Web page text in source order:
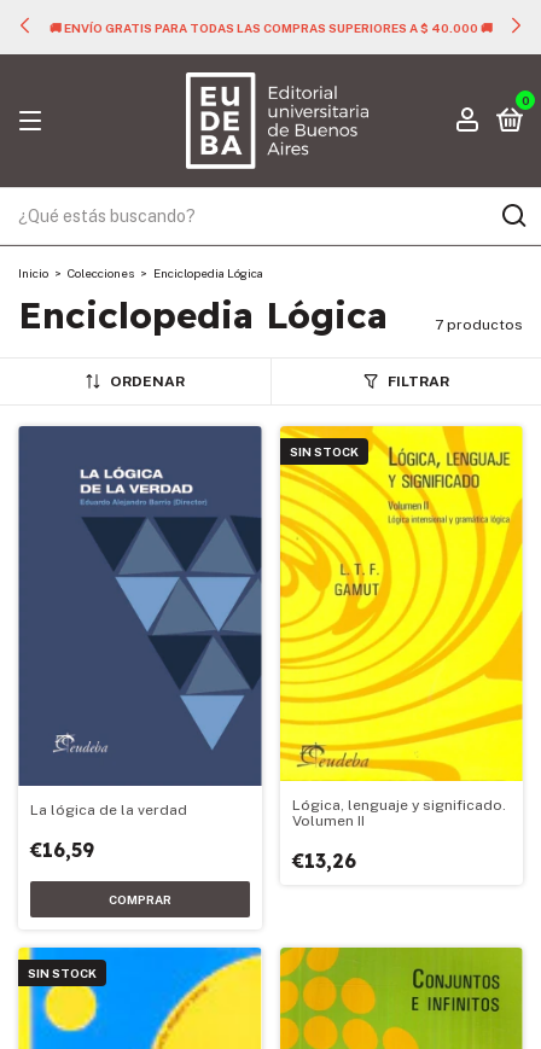
🚚 ENVÍO GRATIS PARA TODAS LAS COMPRAS SUPERIORES A $ 40.000 🚚
0
Inicio > Colecciones > Enciclopedia Lógica
Enciclopedia Lógica 7 productos
ORDENAR FILTRAR
La lógica de la verdad
€16,59
SIN STOCK
Lógica, lenguaje y significado.
Volumen II
€13,26
SIN STOCK